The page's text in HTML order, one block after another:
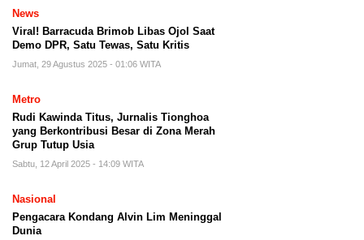
News
Viral! Barracuda Brimob Libas Ojol Saat
Demo DPR, Satu Tewas, Satu Kritis
Jumat, 29 Agustus 2025 - 01:06 WITA
Metro
Rudi Kawinda Titus, Jurnalis Tionghoa
yang Berkontribusi Besar di Zona Merah
Grup Tutup Usia
Sabtu, 12 April 2025 - 14:09 WITA
Nasional
Pengacara Kondang Alvin Lim Meninggal
Dunia